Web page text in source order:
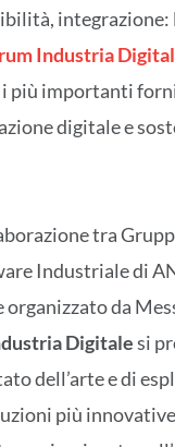
integrazione:
Industria
più importanti
digitale e
tra
Industriale di
organizzato da
Digitalesi
dell’arte e di
più